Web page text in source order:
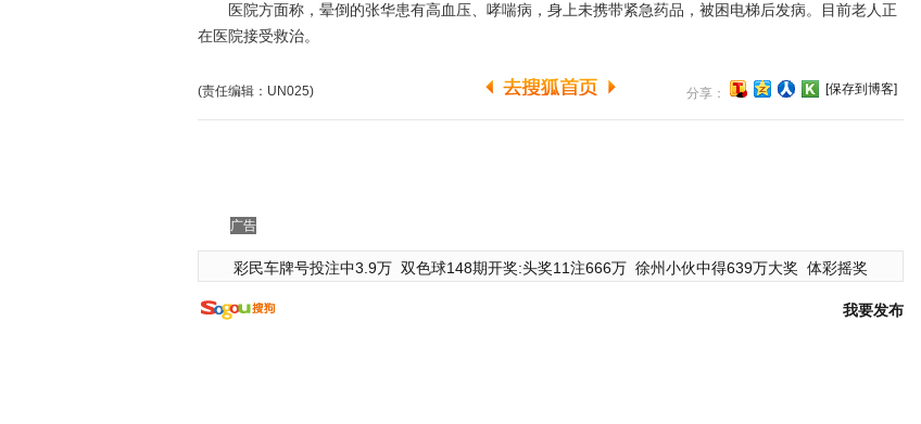
医院方面称，晕倒的张华患有高血压、哮喘病，身上未携带紧急药品，被困电梯后发病。目前老人正
在医院接受救治。
(责任编辑：UN025) 分享： [保存到博客]
广告
彩民车牌号投注中3.9万 双色球148期开奖:头奖11注666万 徐州小伙中得639万大奖 体彩摇奖
我要发布